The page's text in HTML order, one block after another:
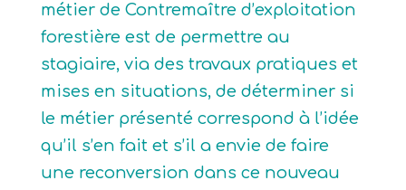
métier de Contremaître d’exploitation
forestière est de permettre au
stagiaire, via des travaux pratiques et
mises en situations, de déterminer si
le métier présenté correspond à l’idée
qu’il s’en fait et s’il a envie de faire
une reconversion dans ce nouveau